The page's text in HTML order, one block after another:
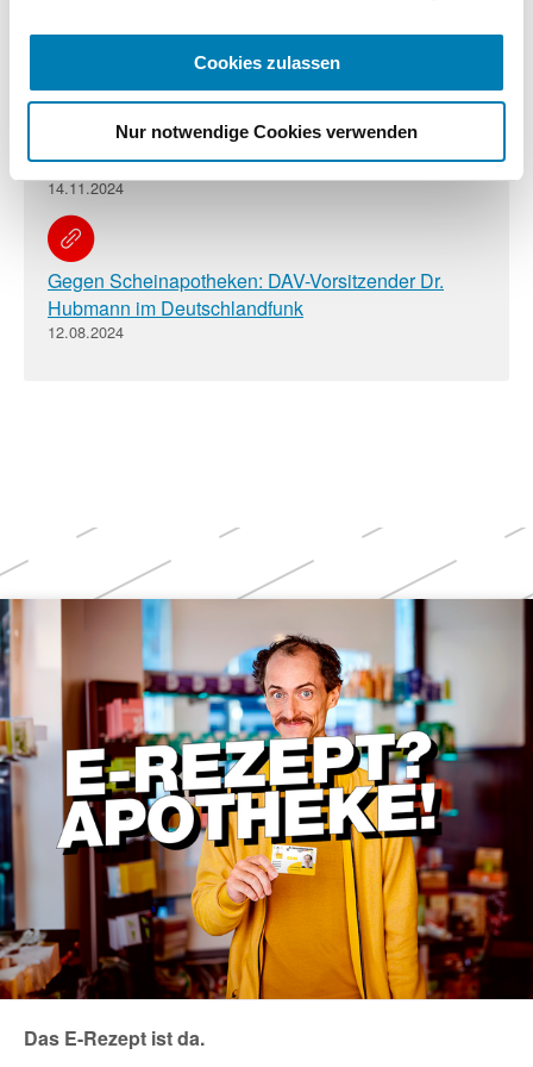
Cookies zulassen
Nur notwendige Cookies verwenden
Orden für Hans-Peter Hubmann
14.11.2024
Gegen Scheinapotheken: DAV-Vorsitzender Dr.
Hubmann im Deutschlandfunk
12.08.2024
Weitere
Themen
Das E-Rezept ist da.